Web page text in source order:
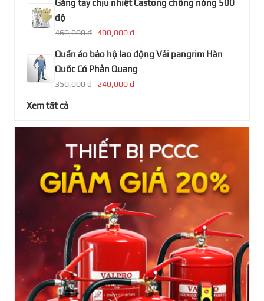
Găng tay chịu nhiệt Castong chống nóng 500
độ
460,000 đ 400,000 đ
Quần áo bảo hộ lao động Vải pangrim Hàn
Quốc Có Phản Quang
350,000 đ 240,000 đ
Xem tất cả